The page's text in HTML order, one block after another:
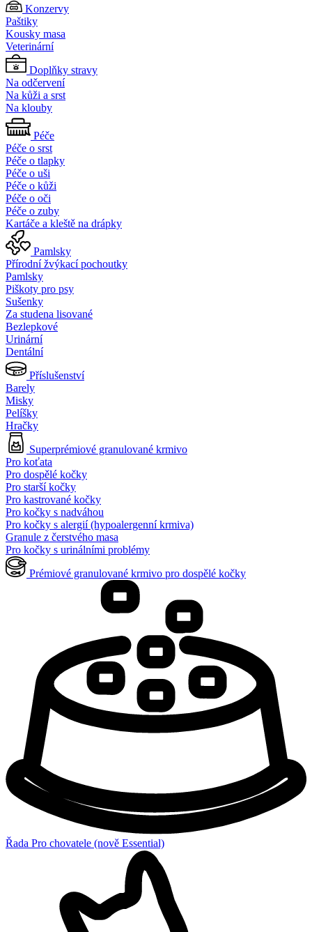
Konzervy
Paštiky
Kousky masa
Veterinární
Doplňky stravy
Na odčervení
Na kůži a srst
Na klouby
Péče
Péče o srst
Péče o tlapky
Péče o uši
Péče o kůži
Péče o oči
Péče o zuby
Kartáče a kleště na drápky
Pamlsky
Přírodní žvýkací pochoutky
Pamlsky
Piškoty pro psy
Sušenky
Za studena lisované
Bezlepkové
Urinární
Dentální
Příslušenství
Barely
Misky
Pelíšky
Hračky
Superprémiové granulované krmivo
Pro koťata
Pro dospělé kočky
Pro starší kočky
Pro kastrované kočky
Pro kočky s nadváhou
Pro kočky s alergií (hypoalergenní krmiva)
Granule z čerstvého masa
Pro kočky s urinálními problémy
Prémiové granulované krmivo pro dospělé kočky
Řada Pro chovatele (nově Essential)